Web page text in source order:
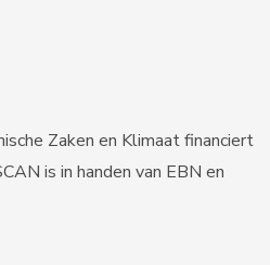
Zaken en Klimaat financiert
is in handen van EBN en